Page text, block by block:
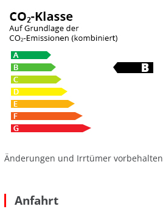
Änderungen und Irrtümer vorbehalten
Anfahrt